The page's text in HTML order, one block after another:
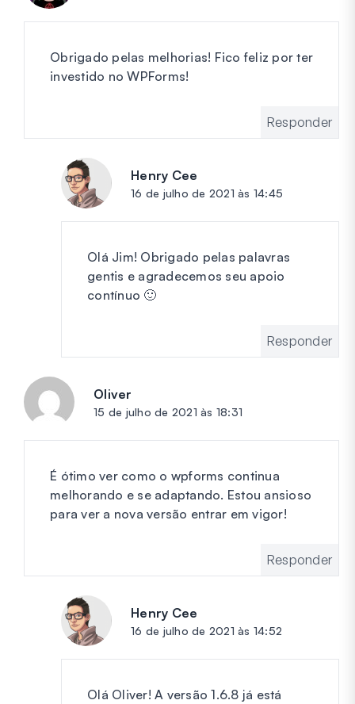
Obrigado pelas melhorias! Fico feliz por ter
investido no WPForms!
Responder
Henry Cee
16 de julho de 2021 às 14:45
Olá Jim! Obrigado pelas palavras
gentis e agradecemos seu apoio
contínuo 🙂
Responder
Oliver
15 de julho de 2021 às 18:31
É ótimo ver como o wpforms continua
melhorando e se adaptando. Estou ansioso
para ver a nova versão entrar em vigor!
Responder
Henry Cee
16 de julho de 2021 às 14:52
Olá Oliver! A versão 1.6.8 já está